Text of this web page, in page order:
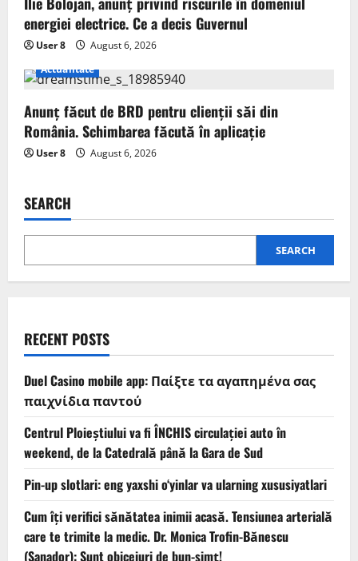
energiei electrice. Ce a decis Guvernul
User 8
August 6, 2026
Actualitate
Anunț făcut de BRD pentru clienții săi din
România. Schimbarea făcută în aplicație
User 8 August 6, 2026
SEARCH
SEARCH
RECENT POSTS
Duel Casino mobile app: Παίξτε τα αγαπημένα σας
παιχνίδια παντού
Centrul Ploieștiului va fi ÎNCHIS circulației auto în
weekend, de la Catedrală până la Gara de Sud
Pin-up slotlari: eng yaxshi o‘yinlar va ularning xususiyatlari
Cum îți verifici sănătatea inimii acasă. Tensiunea arterială
care te trimite la medic. Dr. Monica Trofin-Bănescu
(Sanador): Sunt obiceiuri de bun-simț!